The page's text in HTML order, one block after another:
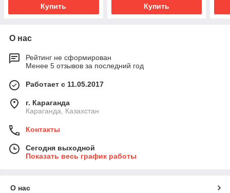
Купить Купить
О нас
Рейтинг не сформирован
Менее 5 отзывов за последний год
Работает с 11.05.2017
г. Караганда
Караганда, Казахстан
Контакты
Сегодня выходной
Показать весь график работы
О нас